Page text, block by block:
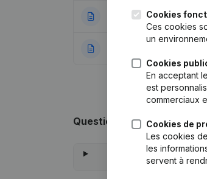
28-02-2017
Questions fréquemment
Cookies
Ces cookies
un
Cookies
En acceptant
est
commerciaux
Cookies de
Les cookies
les
servent à